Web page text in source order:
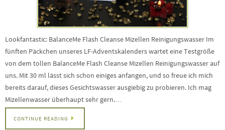
Lookfantastic: BalanceMe Flash Cleanse Mizellen Reinigungswasser Im
fünften Päckchen unseres LF-Adventskalenders wartet eine Testgröße
von dem tollen BalanceMe Flash Cleanse Mizellen Reinigungswasser auf
uns. Mit 30 ml lässt sich schon einiges anfangen, und so freue ich mich
bereits darauf, dieses Gesichtswasser ausgiebig zu probieren. Ich mag
Mizellenwasser überhaupt sehr gern.…
CONTINUE READING